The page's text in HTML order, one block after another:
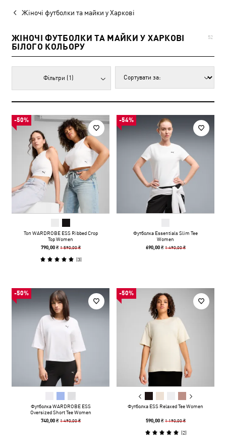
Жіночі футболки та майки у Харкові
ЖІНОЧІ ФУТБОЛКИ ТА МАЙКИ У ХАРКОВІ
БІЛОГО КОЛЬОРУ
52
Фільтри (1)
-50%
Топ WARDROBE ESS Ribbed Crop
Top Women
790,00 ₴ 1 590,00 ₴
(3)
-54%
Футболка Essentials Slim Tee
Women
690,00 ₴ 1 490,00 ₴
-50%
Футболка WARDROBE ESS
Oversized Short Tee Women
740,00 ₴ 1 490,00 ₴
-50%
Футболка ESS Relaxed Tee Women
590,00 ₴ 1 190,00 ₴
(2)